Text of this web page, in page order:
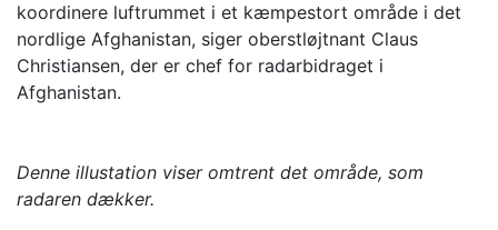
koordinere luftrummet i et kæmpestort område i det
nordlige Afghanistan, siger oberstløjtnant Claus
Christiansen, der er chef for radarbidraget i
Afghanistan.
Denne illustation viser omtrent det område, som
radaren dækker.